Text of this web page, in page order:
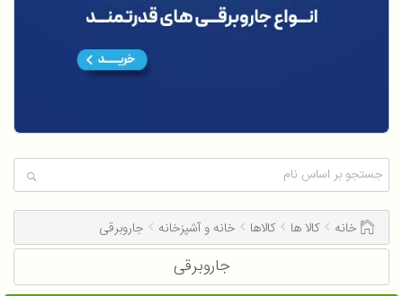
خانه کالا ها کالاها خانه و آشپزخانه جاروبرقی
جاروبرقی